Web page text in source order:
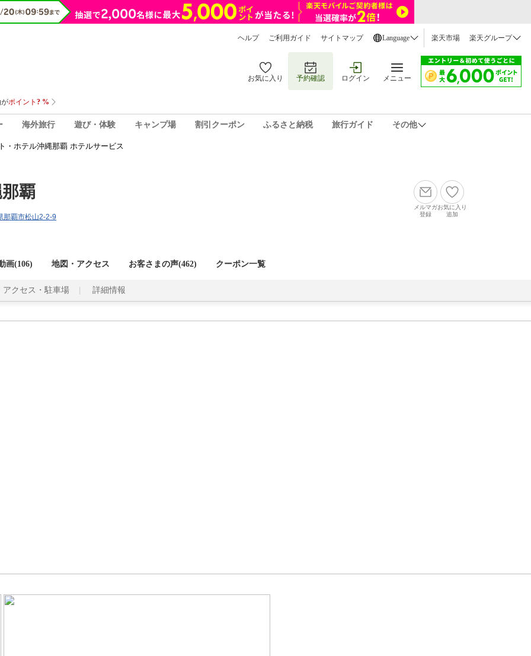
ヘルプ ご利用ガイド サイトマップ Language 楽天市場 楽天グループ
お気に入り 予約確認 ログイン メニュー
海外旅行 遊び・体験 キャンプ場 割引クーポン ふるさと納税 旅行ガイド その他
・ホテル沖縄那覇 ホテルサービス
覇
那覇市松山2-2-9
メルマガ
登録
お気に入り
追加
画(106) 地図・アクセス お客さまの声(462) クーポン一覧
アクセス・駐車場 詳細情報